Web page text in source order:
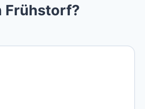
Frühstorf?